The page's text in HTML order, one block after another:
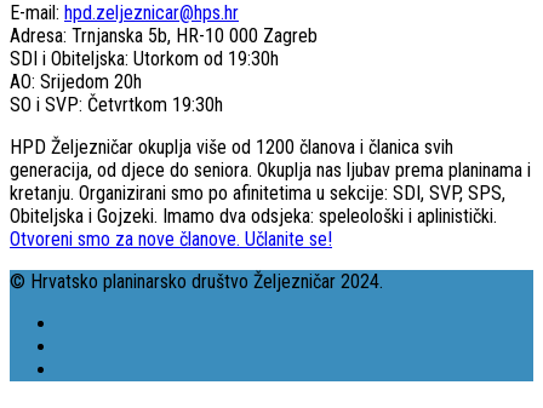
E-mail: hpd.zeljeznicar@hps.hr
Adresa: Trnjanska 5b, HR-10 000 Zagreb
SDI i Obiteljska: Utorkom od 19:30h
AO: Srijedom 20h
SO i SVP: Četvrtkom 19:30h
HPD Željezničar okuplja više od 1200 članova i članica svih
generacija, od djece do seniora. Okuplja nas ljubav prema planinama i
kretanju. Organizirani smo po afinitetima u sekcije: SDI, SVP, SPS,
Obiteljska i Gojzeki. Imamo dva odsjeka: speleološki i aplinistički.
Otvoreni smo za nove članove. Učlanite se!
© Hrvatsko planinarsko društvo Željezničar 2024.